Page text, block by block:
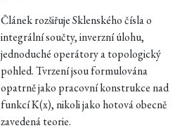
Článek rozšiřuje Sklenského čísla o
integrální součty, inverzní úlohu,
jednoduché operátory a topologický
pohled. Tvrzení jsou formulována
opatrně jako pracovní konstrukce nad
funkcí K(x), nikoli jako hotová obecně
zavedená teorie.